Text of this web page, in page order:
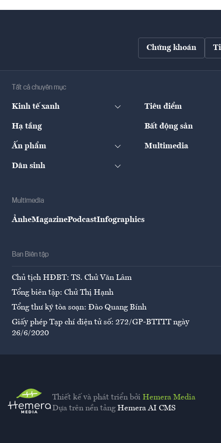
Chứng khoán
Tất cả chuyên mục
Kinh tế xanh Tiêu điểm
Hạ tầng Bất động sản
Ấn phẩm Multimedia
Dân sinh
Multimedia
ẢnheMagazinePodcastInfographics
Ban Biên tập
Chủ tịch HĐBT: TS. Chử Văn Lâm
Tổng biên tập: Chử Thị Hạnh
Tổng thư ký tòa soạn: Đào Quang Bính
Giấy phép Tạp chí điện tử số: 272/GP-BTTTT ngày
26/6/2020
Thiết kế và phát triển bởi Hemera Media
Dựa trên nền tảng Hemera AI CMS